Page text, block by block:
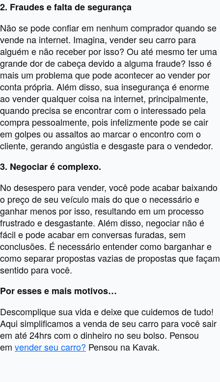
2. Fraudes e falta de segurança
Não se pode confiar em nenhum comprador quando se
vende na internet. Imagina, vender seu carro para
alguém e não receber por isso? Ou até mesmo ter uma
grande dor de cabeça devido a alguma fraude? Isso é
mais um problema que pode acontecer ao vender por
conta própria. Além disso, sua insegurança é enorme
ao vender qualquer coisa na internet, principalmente,
quando precisa se encontrar com o interessado pela
compra pessoalmente, pois infelizmente pode se cair
em golpes ou assaltos ao marcar o encontro com o
cliente, gerando angústia e desgaste para o vendedor.
3. Negociar é complexo.
No desespero para vender, você pode acabar baixando
o preço de seu veículo mais do que o necessário e
ganhar menos por isso, resultando em um processo
frustrado e desgastante. Além disso, negociar não é
fácil e pode acabar em conversas furadas, sem
conclusões. É necessário entender como barganhar e
como separar propostas vazias de propostas que façam
sentido para você.
Por esses e mais motivos…
Descomplique sua vida e deixe que cuidemos de tudo!
Aqui simplificamos a venda de seu carro para você sair
em até 24hrs com o dinheiro no seu bolso. Pensou
em vender seu carro? Pensou na Kavak.